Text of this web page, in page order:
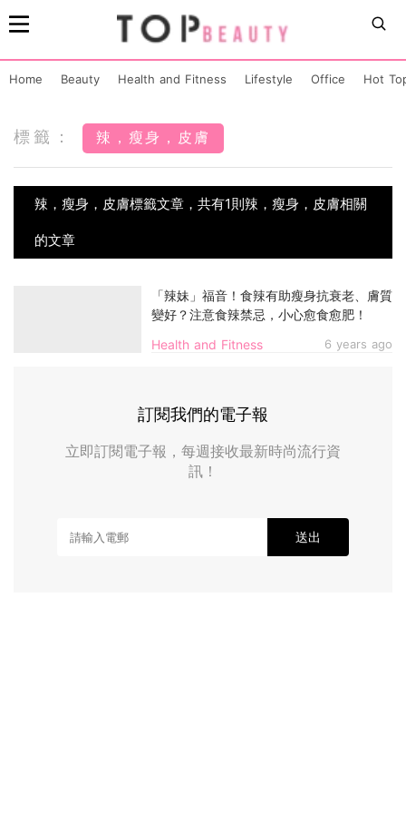
Home Beauty Health and Fitness Lifestyle Office Hot
標籤： 辣，瘦身，皮膚
辣，瘦身，皮膚標籤文章，共有1則辣，瘦身，皮膚相關
的文章
Health and Fitness 6 years ago
「辣妹」福音！食辣有助瘦身抗衰老、膚質
變好？注意食辣禁忌，小心愈食愈肥！
訂閱我們的電子報
立即訂閱電子報，每週接收最新時尚流行資
訊！
送出